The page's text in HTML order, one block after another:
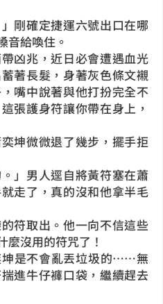
確定捷運六號出口在哪
音給喚住。
兆，近日必會遭遇血光
著長髮，身著灰色條文襯
嘴中說著與他打扮完全不
張護身符讓你帶在身上，
微微退了幾步，擺手拒
男人逕自將黃符塞在蕭
走了，真的沒和他拿半毛
取出。他一向不信這些
麼沒用的符咒了！
是不會亂丟垃圾的……無
進牛仔褲口袋，繼續趕去